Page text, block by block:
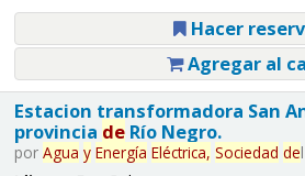
Hacer
Agregar al
Estacion transformadora San
provincia deRío Negro.
por Agua y Energía Eléctrica, Sociedad del